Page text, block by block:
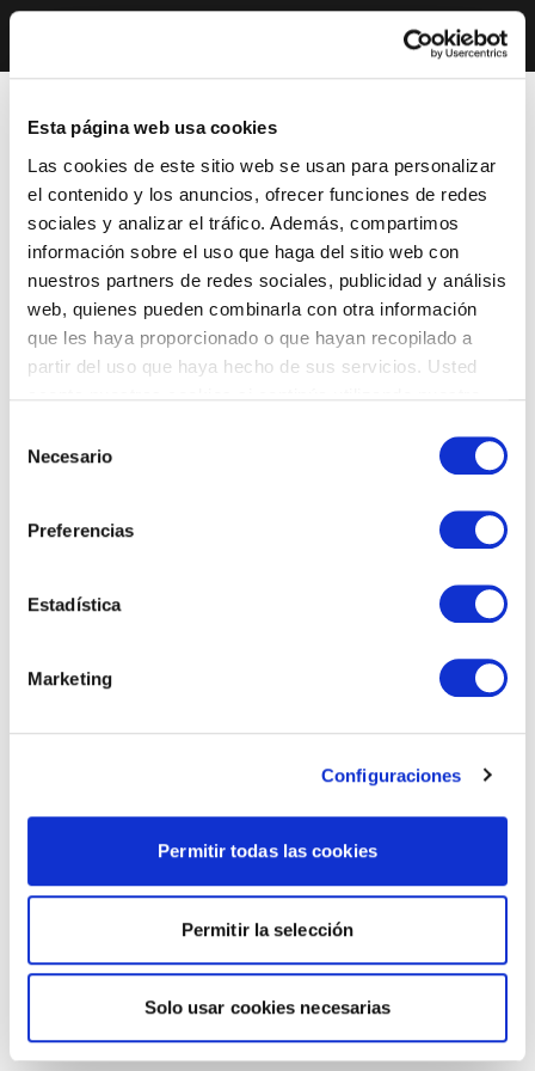
Esta página web usa cookies
Las cookies de este sitio web se usan para personalizar
el contenido y los anuncios, ofrecer funciones de redes
sociales y analizar el tráfico. Además, compartimos
información sobre el uso que haga del sitio web con
nuestros partners de redes sociales, publicidad y análisis
web, quienes pueden combinarla con otra información
que les haya proporcionado o que hayan recopilado a
partir del uso que haya hecho de sus servicios. Usted
Necesario
Preferencias
Estadística
Marketing
Configuraciones
Permitir todas las cookies
Permitir la selección
Solo usar cookies necesarias